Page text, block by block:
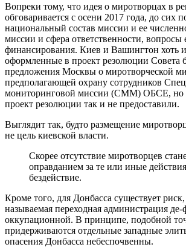
Вопреки тому, что идея о миротворцах в
обговаривается с осени 2017 года, до сих
национальный состав миссии и ее
миссии и сфера ответственности, вопросы
финансирования. Киев и Вашингтон хоть и
оформленные в проект резолюции Совета
предложения Москвы о миротворческой
предполагающей охрану сотрудников
мониторинговой миссии (СММ) ОБСЕ, но
проект резолюции так и не предоставили.
Выглядит так, будто размещение
не цель киевской власти.
Скорее отсутствие миротворцев
оправданием за те или иные
бездействие.
Кроме того, для Донбасса существует риск,
называемая переходная администрация де-
оккупационной. В принципе, подобной
придерживаются отдельные западные
опасения Донбасса небеспочвенны.